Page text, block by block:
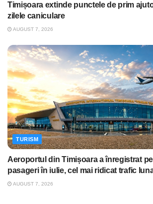
Timișoara extinde punctele de prim
zilele caniculare
AUGUST 7, 2026
TURISM
Aeroportul din Timișoara a înregistrat
pasageri în iulie, cel mai ridicat trafic
AUGUST 7, 2026